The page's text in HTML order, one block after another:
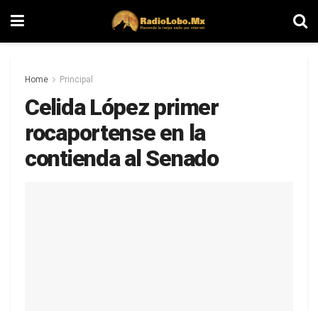
Home Principal
Celida López primer
rocaportense en la
contienda al Senado